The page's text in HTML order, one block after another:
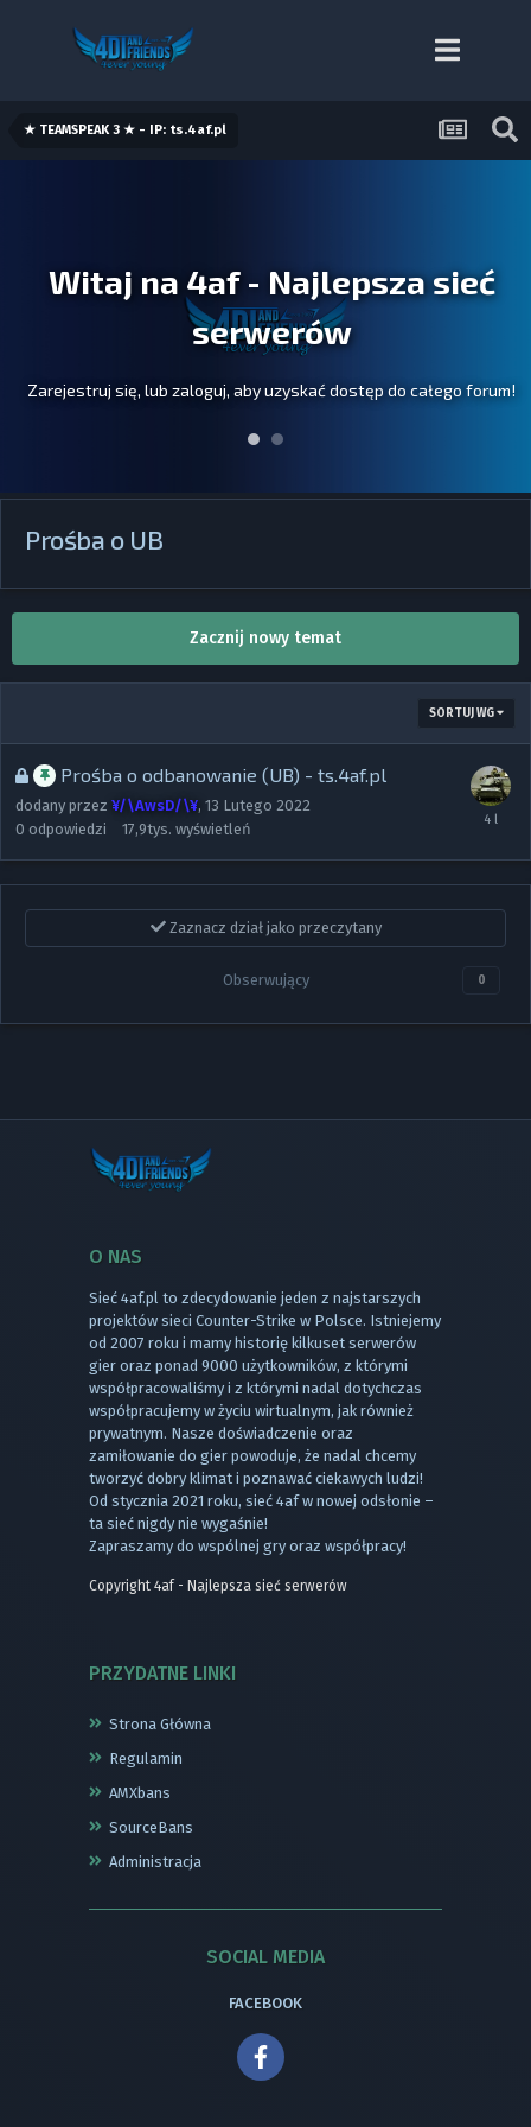
★ TEAMSPEAK 3 ★ - IP: ts.4af.pl
Witaj na 4af - Najlepsza sieć
serwerów
Zarejestruj się, lub zaloguj, aby uzyskać dostęp do całego forum!
Prośba o UB
Zacznij nowy temat
SORTUJ WG
Prośba o odbanowanie (UB) - ts.4af.pl
dodany przez ¥/\AwsD/\¥, 13 Lutego 2022
0 odpowiedzi 17,9tys. wyświetleń
Zaznacz dział jako przeczytany
Obserwujący 0
O NAS
Sieć 4af.pl to zdecydowanie jeden z najstarszych
projektów sieci Counter-Strike w Polsce. Istniejemy
od 2007 roku i mamy historię kilkuset serwerów
gier oraz ponad 9000 użytkowników, z którymi
współpracowaliśmy i z którymi nadal dotychczas
współpracujemy w życiu wirtualnym, jak również
prywatnym. Nasze doświadczenie oraz
zamiłowanie do gier powoduje, że nadal chcemy
tworzyć dobry klimat i poznawać ciekawych ludzi!
Od stycznia 2021 roku, sieć 4af w nowej odsłonie –
ta sieć nigdy nie wygaśnie!
Zapraszamy do wspólnej gry oraz współpracy!
Copyright 4af - Najlepsza sieć serwerów
PRZYDATNE LINKI
Strona Główna
Regulamin
AMXbans
SourceBans
Administracja
SOCIAL MEDIA
FACEBOOK